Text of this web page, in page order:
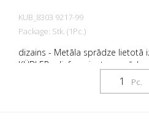
KUB_8303 9217-99
Package: Stk. (1Pc.)
dizains - Metāla sprādze lietotā
KÜBLER reljefs uz jostas
siksnas Funkcija - Aizdare ar
pudeļu atvērēju - Somas siksna
Pc.